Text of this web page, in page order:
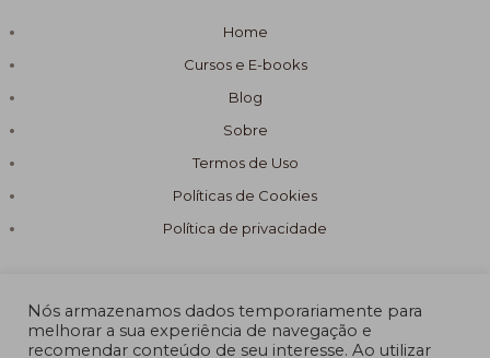
Home
Cursos e E-books
Blog
Sobre
Termos de Uso
Políticas de Cookies
Política de privacidade
Nós armazenamos dados temporariamente para
melhorar a sua experiência de navegação e
recomendar conteúdo de seu interesse. Ao utilizar